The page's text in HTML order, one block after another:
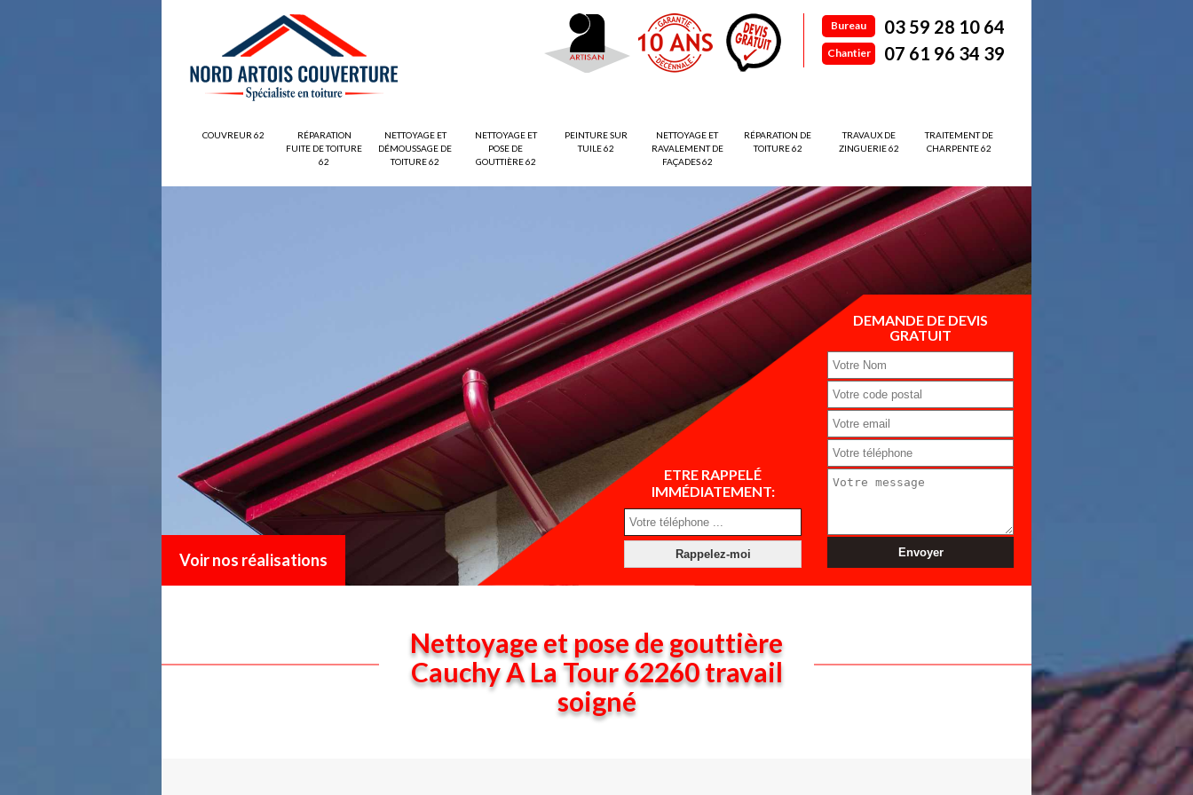
Bureau 03 59 28 10 64
Chantier 07 61 96 34 39
COUVREUR 62
RÉPARATION
FUITE DE TOITURE
62
NETTOYAGE ET
DÉMOUSSAGE DE
TOITURE 62
NETTOYAGE ET
POSE DE
GOUTTIÈRE 62
PEINTURE SUR
TUILE 62
NETTOYAGE ET
RAVALEMENT DE
FAÇADES 62
RÉPARATION DE
TOITURE 62
TRAVAUX DE
ZINGUERIE 62
TRAITEMENT DE
CHARPENTE 62
Voir nos réalisations
ETRE RAPPELÉ
IMMÉDIATEMENT:
DEMANDE DE DEVIS
GRATUIT
Nettoyage et pose de gouttière
Cauchy A La Tour 62260 travail
soigné